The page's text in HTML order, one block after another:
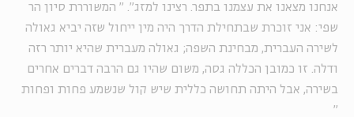
אנחנו מצאנו את עצמנו בתפר. רצינו למזג". " המשוררת סיון הר
שפי: אני זוכרת שבתחילת הדרך היה מין ייחול שזה יביא גאולה
לשירה העברית, מבחינת השפה; גאולה מעברית שהיא יותר רזה
ודלה. זו כמובן הכללה גסה, משום שהיו גם הרבה דברים אחרים
בשירה, אבל היתה תחושה כללית שיש קול שנשמע פחות ופחות
"